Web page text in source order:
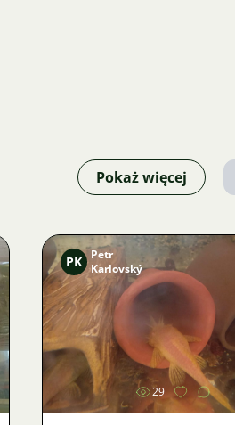
Pokaż więcej
Zdjęcie
PK
Petr
Karlovský
29